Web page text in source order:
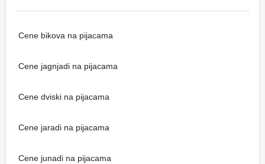
Cene bikova na pijacama
Cene jagnjadi na pijacama
Cene dviski na pijacama
Cene jaradi na pijacama
Cene junadi na pijacama